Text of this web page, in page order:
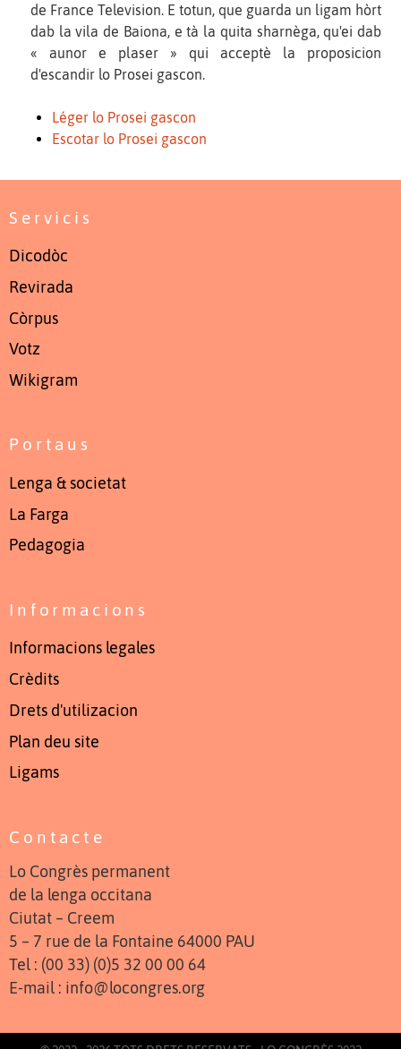
de France Television. E totun, que guarda un ligam hòrt
dab la vila de Baiona, e tà la quita sharnèga, qu'ei dab
« aunor e plaser » qui acceptè la proposicion
d'escandir lo Prosei gascon.
Léger lo Prosei gascon
Escotar lo Prosei gascon
Servicis
Dicodòc
Revirada
Còrpus
Votz
Wikigram
Portaus
Lenga & societat
La Farga
Pedagogia
Informacions
Informacions legales
Crèdits
Drets d'utilizacion
Plan deu site
Ligams
Contacte
Lo Congrès permanent
de la lenga occitana
Ciutat – Creem
5 – 7 rue de la Fontaine 64000 PAU
Tel : (00 33) (0)5 32 00 00 64
E-mail : info@locongres.org